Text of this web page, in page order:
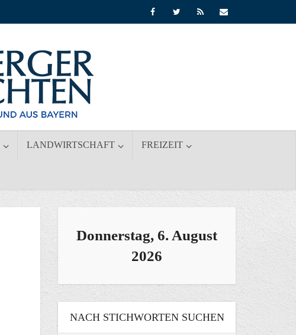
LANDWIRTSCHAFT FREIZEIT
Donnerstag, 6. August
2026
NACH STICHWORTEN SUCHEN